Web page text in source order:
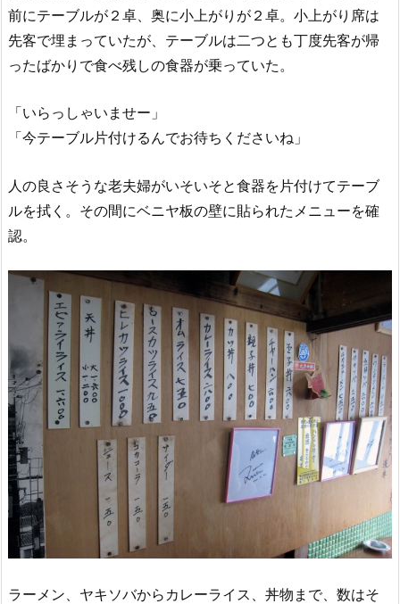
前にテーブルが２卓、奥に小上がりが２卓。小上がり席は
先客で埋まっていたが、テーブルは二つとも丁度先客が帰
ったばかりで食べ残しの食器が乗っていた。
「いらっしゃいませー」
「今テーブル片付けるんでお待ちくださいね」
人の良さそうな老夫婦がいそいそと食器を片付けてテーブ
ルを拭く。その間にベニヤ板の壁に貼られたメニューを確
認。
ラーメン、ヤキソバからカレーライス、丼物まで、数はそ